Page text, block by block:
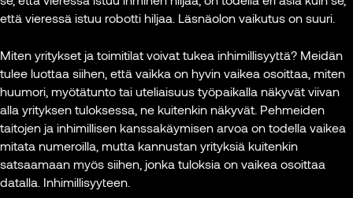
että vieressä istuu robotti hiljaa. Läsnäolon vaikutus on suuri.
Miten yritykset ja toimitilat voivat tukea inhimillisyyttä? Meidän
tulee luottaa siihen, että vaikka on hyvin vaikea osoittaa, miten
huumori, myötätunto tai uteliaisuus työpaikalla näkyvät viivan
alla yrityksen tuloksessa, ne kuitenkin näkyvät. Pehmeiden
taitojen ja inhimillisen kanssakäymisen arvoa on todella vaikea
mitata numeroilla, mutta kannustan yrityksiä kuitenkin
satsaamaan myös siihen, jonka tuloksia on vaikea osoittaa
datalla. Inhimillisyyteen.